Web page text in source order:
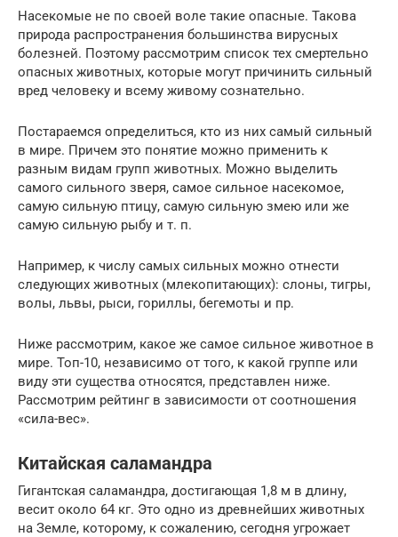
Насекомые не по своей воле такие опасные. Такова
природа распространения большинства вирусных
болезней. Поэтому рассмотрим список тех смертельно
опасных животных, которые могут причинить сильный
вред человеку и всему живому сознательно.
Постараемся определиться, кто из них самый сильный
в мире. Причем это понятие можно применить к
разным видам групп животных. Можно выделить
самого сильного зверя, самое сильное насекомое,
самую сильную птицу, самую сильную змею или же
самую сильную рыбу и т. п.
Например, к числу самых сильных можно отнести
следующих животных (млекопитающих): слоны, тигры,
волы, львы, рыси, гориллы, бегемоты и пр.
Ниже рассмотрим, какое же самое сильное животное в
мире. Топ-10, независимо от того, к какой группе или
виду эти существа относятся, представлен ниже.
Рассмотрим рейтинг в зависимости от соотношения
«сила-вес».
Китайская саламандра
Гигантская саламандра, достигающая 1,8 м в длину,
весит около 64 кг. Это одно из древнейших животных
на Земле, которому, к сожалению, сегодня угрожает